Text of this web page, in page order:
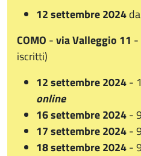
12 settembre 2024
COMO -via Valleggio 11 -
iscritti)
12 settembre 2024-
online
16 settembre 2024-
17 settembre 2024-
18 settembre 2024-